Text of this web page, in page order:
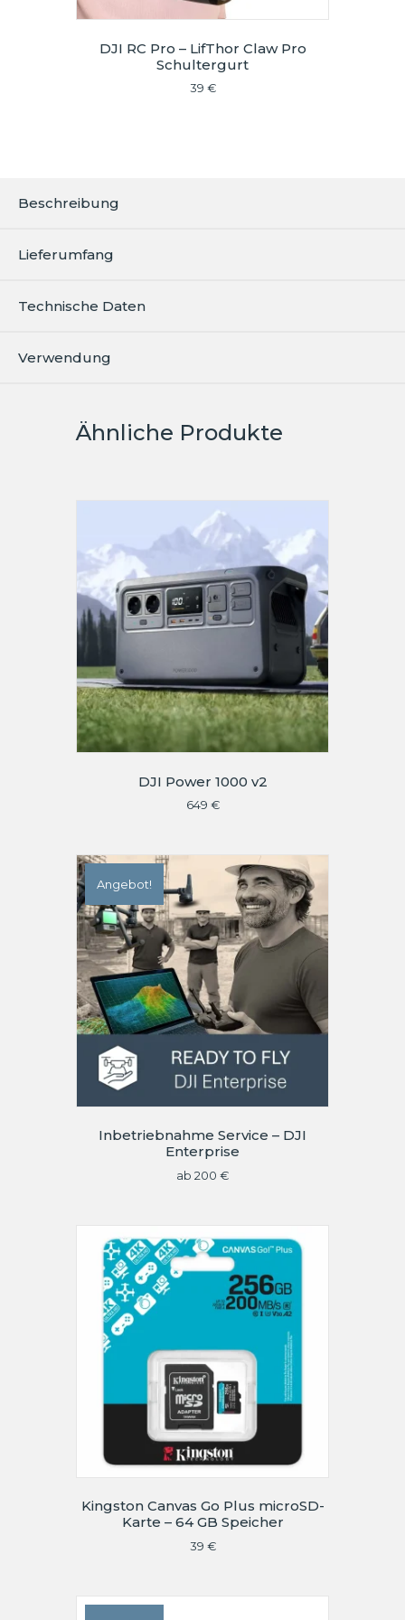
DJI RC Pro – LifThor Claw Pro
Schultergurt
39 €
Beschreibung
Lieferumfang
Technische Daten
Verwendung
Ähnliche Produkte
DJI Power 1000 v2
649 €
Angebot!
Inbetriebnahme Service – DJI
Enterprise
ab 200 €
Kingston Canvas Go Plus microSD-
Karte – 64 GB Speicher
39 €